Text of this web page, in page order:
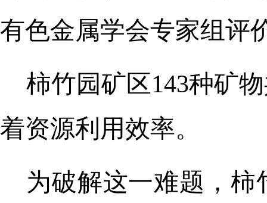
有色金属学会专家组评
柿竹园矿区143种矿
着资源利用效率。
为破解这一难题，